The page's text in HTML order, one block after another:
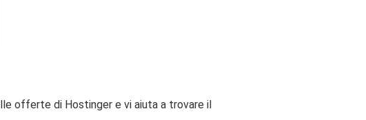
offerte di Hostinger e vi aiuta a trovare il